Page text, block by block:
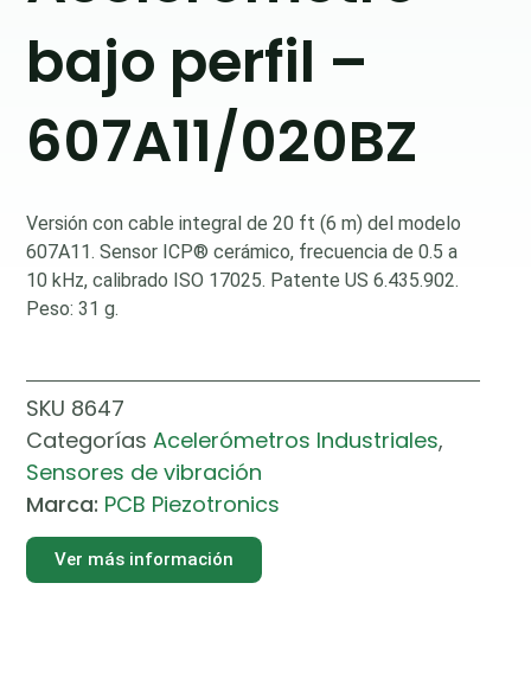
bajo perfil –
607A11/020BZ
Versión con cable integral de 20 ft (6 m) del modelo
607A11. Sensor ICP® cerámico, frecuencia de 0.5 a
10 kHz, calibrado ISO 17025. Patente US 6.435.902.
Peso: 31 g.
SKU 8647
Categorías Acelerómetros Industriales,
Sensores de vibración
Marca: PCB Piezotronics
Ver más información